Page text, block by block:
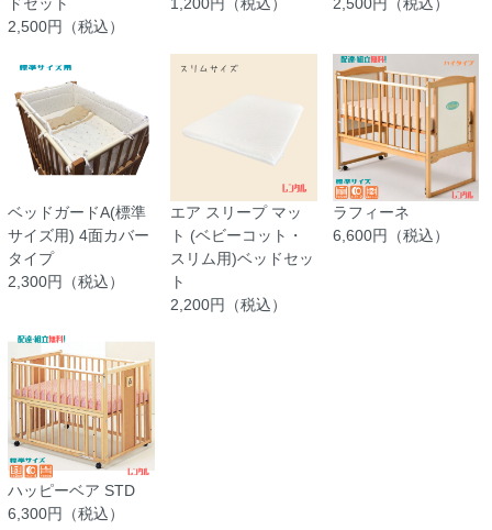
ドセット
2,500円（税込）
1,200円（税込）
2,500円（税込）
ベッドガードA(標準
サイズ用) 4面カバー
タイプ
2,300円（税込）
エア スリープ マッ
ト (ベビーコット・
スリム用)ベッドセッ
ト
2,200円（税込）
ラフィーネ
6,600円（税込）
ハッピーベア STD
6,300円（税込）